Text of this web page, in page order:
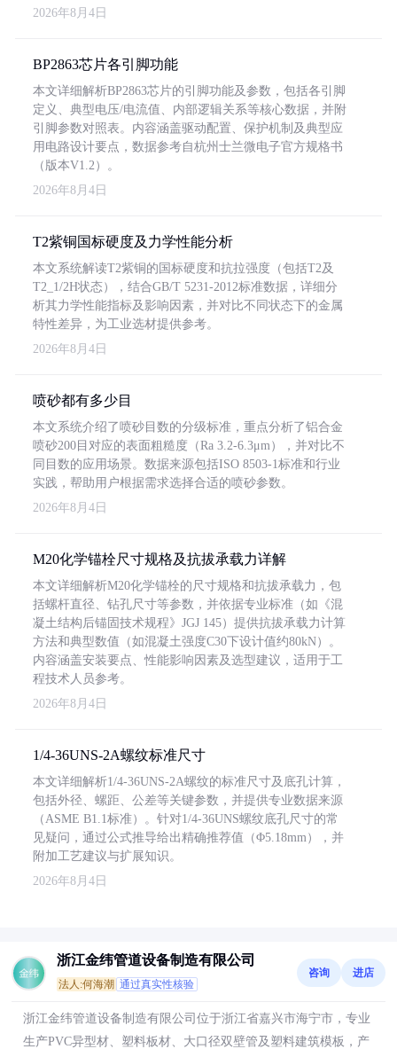
2026年8月4日
BP2863芯片各引脚功能
本文详细解析BP2863芯片的引脚功能及参数，包括各引脚
定义、典型电压/电流值、内部逻辑关系等核心数据，并附
引脚参数对照表。内容涵盖驱动配置、保护机制及典型应
用电路设计要点，数据参考自杭州士兰微电子官方规格书
（版本V1.2）。
2026年8月4日
T2紫铜国标硬度及力学性能分析
本文系统解读T2紫铜的国标硬度和抗拉强度（包括T2及
T2_1/2H状态），结合GB/T 5231-2012标准数据，详细分
析其力学性能指标及影响因素，并对比不同状态下的金属
特性差异，为工业选材提供参考。
2026年8月4日
喷砂都有多少目
本文系统介绍了喷砂目数的分级标准，重点分析了铝合金
喷砂200目对应的表面粗糙度（Ra 3.2-6.3μm），并对比不
同目数的应用场景。数据来源包括ISO 8503-1标准和行业
实践，帮助用户根据需求选择合适的喷砂参数。
2026年8月4日
M20化学锚栓尺寸规格及抗拔承载力详解
本文详细解析M20化学锚栓的尺寸规格和抗拔承载力，包
括螺杆直径、钻孔尺寸等参数，并依据专业标准（如《混
凝土结构后锚固技术规程》JGJ 145）提供抗拔承载力计算
方法和典型数值（如混凝土强度C30下设计值约80kN）。
内容涵盖安装要点、性能影响因素及选型建议，适用于工
程技术人员参考。
2026年8月4日
1/4-36UNS-2A螺纹标准尺寸
本文详细解析1/4-36UNS-2A螺纹的标准尺寸及底孔计算，
包括外径、螺距、公差等关键参数，并提供专业数据来源
（ASME B1.1标准）。针对1/4-36UNS螺纹底孔尺寸的常
见疑问，通过公式推导给出精确推荐值（Φ5.18mm），并
附加工艺建议与扩展知识。
2026年8月4日
浙江金纬管道设备制造有限公司
法人:何海潮 通过真实性核验
咨询 进店
浙江金纬管道设备制造有限公司位于浙江省嘉兴市海宁市，专业
生产PVC异型材、塑料板材、大口径双壁管及塑料建筑模板，产